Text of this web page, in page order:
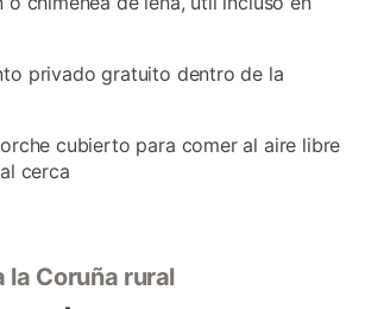
privado gratuito dentro de la
cubierto para comer al aire libre
cerca
la Coruña rural